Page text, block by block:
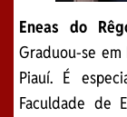
Eneas do
Graduou-se
Piauí. É
Faculdade de